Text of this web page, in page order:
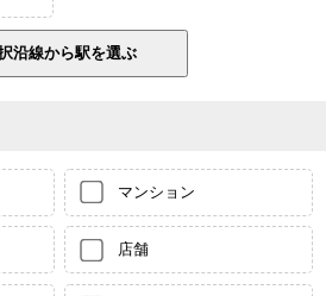
マンション
店舗